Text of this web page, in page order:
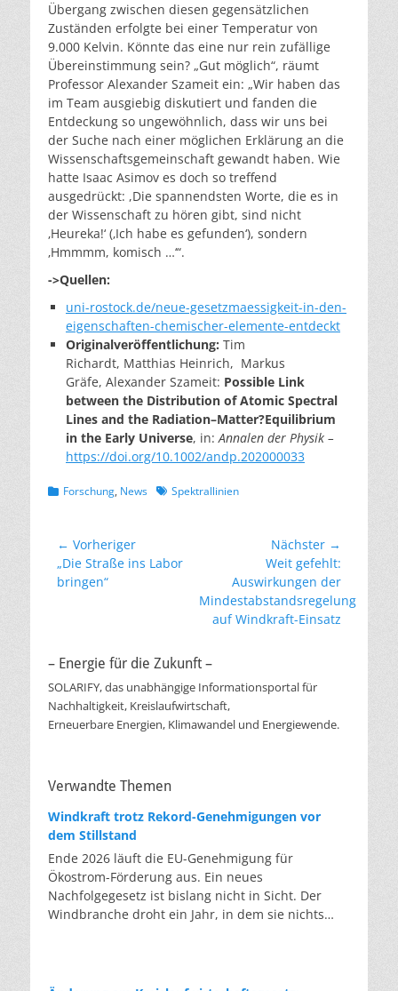
Übergang zwischen diesen gegensätzlichen
Zuständen erfolgte bei einer Temperatur von
9.000 Kelvin. Könnte das eine nur rein zufällige
Übereinstimmung sein? „Gut möglich“, räumt
Professor Alexander Szameit ein: „Wir haben das
im Team ausgiebig diskutiert und fanden die
Entdeckung so ungewöhnlich, dass wir uns bei
der Suche nach einer möglichen Erklärung an die
Wissenschaftsgemeinschaft gewandt haben. Wie
hatte Isaac Asimov es doch so treffend
ausgedrückt: ,Die spannendsten Worte, die es in
der Wissenschaft zu hören gibt, sind nicht
‚Heureka!‘ (‚Ich habe es gefunden‘), sondern
‚Hmmmm, komisch …‘“.
->Quellen:
uni-rostock.de/neue-gesetzmaessigkeit-in-den-
eigenschaften-chemischer-elemente-entdeckt
Originalveröffentlichung: Tim
Richardt, Matthias Heinrich, Markus
Gräfe, Alexander Szameit: Possible Link
between the Distribution of Atomic Spectral
Lines and the Radiation–Matter?Equilibrium
in the Early Universe, in:Annalen der Physik –
https://doi.org/10.1002/andp.202000033
Kategorien
Forschung, News Schlagworte
Spektrallinien
Beitragsnavigation
← Vorheriger
Vorheriger
Beitrag:
„Die Straße ins Labor
bringen“
Nächster →
Beitrag:
Weit gefehlt:
Auswirkungen der
Mindestabstandsregelung
auf Windkraft-Einsatz
– Energie für die Zukunft –
SOLARIFY, das unabhängige Informationsportal für
Nachhaltigkeit, Kreislaufwirtschaft,
Erneuerbare Energien, Klimawandel und Energiewende.
Verwandte Themen
Windkraft trotz Rekord-Genehmigungen vor
dem Stillstand
Ende 2026 läuft die EU-Genehmigung für
Ökostrom-Förderung aus. Ein neues
Nachfolgegesetz ist bislang nicht in Sicht. Der
Windbranche droht ein Jahr, in dem sie nichts